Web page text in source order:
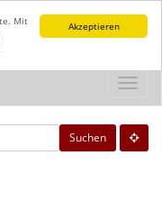
Akzeptieren
Mit
Suchen